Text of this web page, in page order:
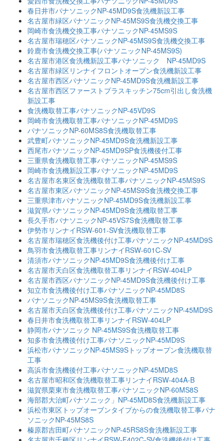
春日井市パナソニックNP-45MD9S食洗機新設工事
名古屋市緑区パナソニックNP-45MS9S食洗機交換工事
岡崎市食洗機交換工事パナソニックNP-45MS9S
名古屋市瑞穂区パナソニックNP-45MS9S食洗機交換工事
鈴鹿市食洗機交換工事(パナソニックNP-45MS9S)
名古屋市港区食洗機新設工事パナソニック NP-45MD9S
名古屋市緑区リンナイフロントオープン食洗機新設工事
名古屋市西区パナソニックNP-45MD9S食洗機新設工事
名古屋市西区ファーストプラスキッチン75cm引出し食洗機
新設工事
食洗機取替工事パナソニックNP-45VD9S
岡崎市食洗機取替工事パナソニックNP-45MD9S
パナソニックNP-60MS8S食洗機取替工事
武豊町パナソニックNP-45MD9S食洗機新設工事
西尾市パナソニックNP-45MD9SP食洗機後付工事
三重県食洗機取替工事パナソニックNP-45MS9S
岡崎市食洗機新設工事パナソニックNP-45MD9S
名古屋市名東区食洗機取替工事パナソニックNP-45MS9S
名古屋市東区パナソニックNP-45MS9S食洗機交換工事
三重県津市パナソニックNP-45MD9S食洗機新設工事
滋賀県パナソニックNP-45MD9S食洗機取替工事
長久手市パナソニックNP-45VS7S食洗機取替工事
伊勢市リンナイRSW-601-SV食洗機取替工事
名古屋市瑞穂区食洗機後付け工事パナソニックNP-45MD9S
鳥羽市食洗機取替工事リンナイRSW-601C-SV
清須市パナソニックNP-45MD9S食洗機後付け工事
名古屋市天白区食洗機取替工事リンナイRSW-404LP
名古屋市西区パナソニックNP-45MD9S食洗機後付け工事
知立市食洗機後付け工事パナソニックNP-45MD8S
パナソニックNP-45MS9S食洗機取替工事
名古屋市天白区食洗機後付け工事パナソニックNP-45MD9S
春日井市食洗機取替工事リンナイRSW-404LP
静岡市パナソニック NP-45MS9S食洗機取替工事
知多市食洗機後付け工事パナソニックNP-45MD9S
浜松市パナソニックNP-45MS9Sトップオープン食洗機取替
工事
高浜市食洗機後付工事パナソニックNP-45MD8S
名古屋市昭和区食洗機取替工事リンナイRSW-404A-B
滋賀県栗東市食洗機取替工事パナソニックNP-60MS8S
海部郡大治町パナソニック」NP-45MD8S食洗機新設工事
浜松市東区トップオーブンタイプからの食洗機取替工事パナ
ソニックNP-45MS8S
榛原郡吉田町パナソニックNP-45RS8S食洗機新設工事